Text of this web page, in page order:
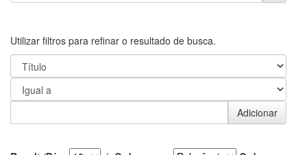
Utilizar filtros para refinar o resultado de busca.